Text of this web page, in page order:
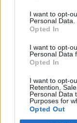
I want to opt-
Personal Data.
Opted In
I want to opt-
Personal Data
Opted In
I want to opt-
Retention,
Personal Data
Purposes for
Opted Out
93% πιο
επιδερμίδα
100% άμεση
97% πιο λεία
¹User test to
through